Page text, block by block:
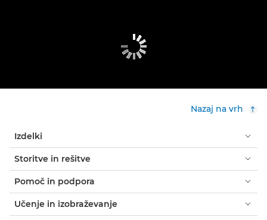
Nazaj na vrh
Izdelki
Storitve in rešitve
Pomoč in podpora
Učenje in izobraževanje